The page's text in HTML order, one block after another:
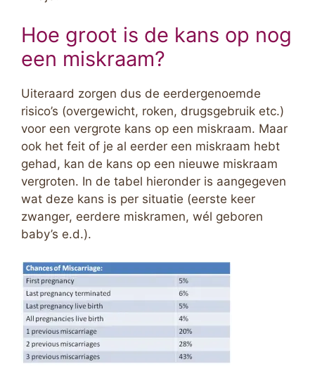
Hoe groot is de kans op nog
een miskraam?
Uiteraard zorgen dus de eerdergenoemde
risico’s (overgewicht, roken, drugsgebruik etc.)
voor een vergrote kans op een miskraam. Maar
ook het feit of je al eerder een miskraam hebt
gehad, kan de kans op een nieuwe miskraam
vergroten. In de tabel hieronder is aangegeven
wat deze kans is per situatie (eerste keer
zwanger, eerdere miskramen, wél geboren
baby’s e.d.).